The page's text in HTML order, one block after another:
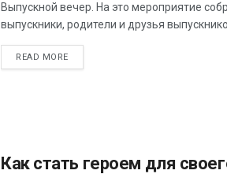
Выпускной вечер. На это мероприятие
выпускники, родители и друзья
READ MORE
Как стать героем для